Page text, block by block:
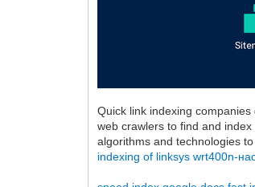
Quick link indexing
web crawlers to find and
algorithms and technologies
indexing of linksys wrt400n-